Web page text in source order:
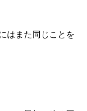
はまた同じことを